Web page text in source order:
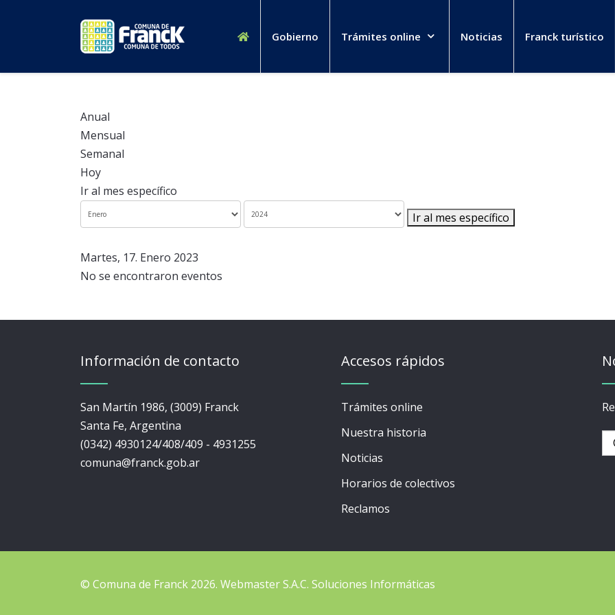
Gobierno Trámites online Noticias Franck turístico
Anual
Mensual
Semanal
Hoy
Ir al mes específico
Ir al mes específico
Martes, 17. Enero 2023
No se encontraron eventos
Información de contacto
San Martín 1986, (3009) Franck
Santa Fe, Argentina
(0342) 4930124/408/409 - 4931255
comuna@franck.gob.ar
Accesos rápidos
Trámites online
Nuestra historia
Noticias
Horarios de colectivos
Reclamos
© Comuna de Franck 2026. WebmasterS.A.C. Soluciones Informáticas